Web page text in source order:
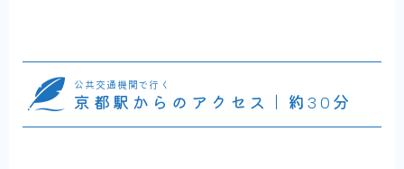
公共交通機関で行く
京都駅からのアクセス｜約30分